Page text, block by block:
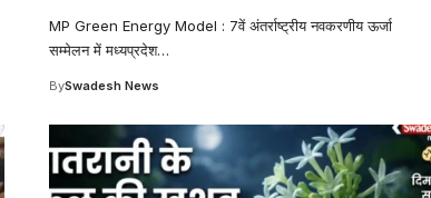
MP Green Energy Model : 7वें अंतर्राष्ट्रीय नवकरणीय ऊर्जा
सम्मेलन में मध्यप्रदेश…
BySwadesh News